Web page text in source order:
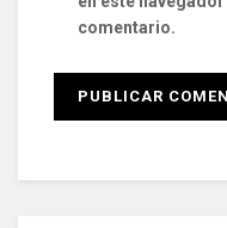
comentario.